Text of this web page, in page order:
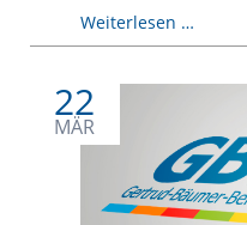
Weiterlesen …Info-
Tag
31.
Januar
22
MÄR